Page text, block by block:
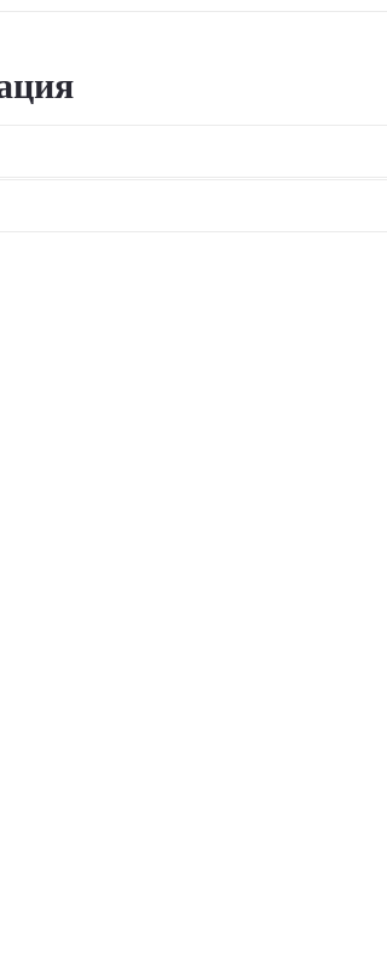
строительная площадка.